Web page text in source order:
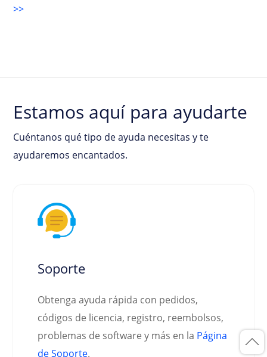
>>
Estamos aquí para ayudarte
Cuéntanos qué tipo de ayuda necesitas y te
ayudaremos encantados.
Soporte
Obtenga ayuda rápida con pedidos,
códigos de licencia, registro, reembolsos,
problemas de software y más en la Página
de Soporte.